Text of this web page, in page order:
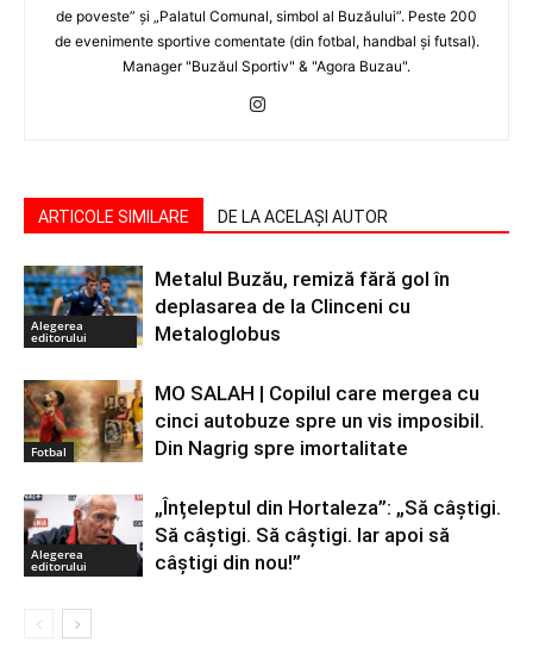
de poveste” şi „Palatul Comunal, simbol al Buzăului”. Peste 200
de evenimente sportive comentate (din fotbal, handbal şi futsal).
Manager "Buzăul Sportiv" & "Agora Buzau".
ARTICOLE SIMILARE DE LA ACELAȘI AUTOR
Alegerea
editorului
Metalul Buzău, remiză fără gol în
deplasarea de la Clinceni cu
Metaloglobus
Fotbal
MO SALAH | Copilul care mergea cu
cinci autobuze spre un vis imposibil.
Din Nagrig spre imortalitate
Alegerea
editorului
„Înțeleptul din Hortaleza”: „Să câștigi.
Să câștigi. Să câștigi. Iar apoi să
câștigi din nou!”